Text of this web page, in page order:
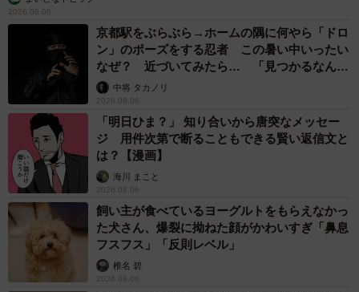
2026.08.06
京都駅をぶらぶら→ホームの隅に何やら「ドロ
ン」のポーズをする忍者 この暑い中いったい
なぜ？ 近づいてみたら… 「見つかるなんて
未熟」中将 タカノリ
2026.08.06
「明日ひま？」 知り合いから唐突なメッセー
ジ 用件次第で断ることもできる賢い返信文と
は？【漫画】
海川 まこと
2026.08.06
飼い主が食べているヨーグルトをもらえなかっ
た犬さん、爆裂に拗ねた顔がかわいすぎ「鼻息
フスフス」「反則レベル」
椎名 碧
2026.08.06